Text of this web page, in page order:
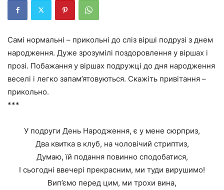
Самі нормальні – прикольні до сліз вірші подрузі з днем
народження. Дуже зрозумілі поздоровлення у віршах і
прозі. Побажання у віршах подружці до дня народження
веселі і легко запам’ятовуються. Скажіть привітання –
прикольно.
***
У подруги День Народження, є у мене сюрприз,
Два квитка в клуб, на чоловічий стриптиз,
Думаю, їй подання повинно сподобатися,
І сьогодні ввечері прекрасним, ми туди вирушимо!
Вип’ємо перед цим, ми трохи вина,